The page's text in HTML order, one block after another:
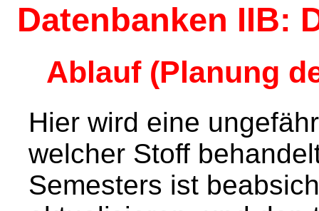
Datenbanken IIB:
Ablauf (Planung
Hier wird eine
welcher Stoff
Semesters ist